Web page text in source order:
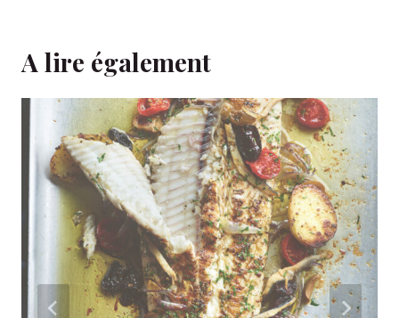
A lire également